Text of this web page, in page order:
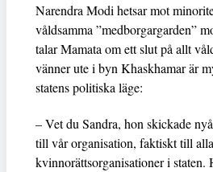
Narendra Modi hetsar mot
våldsamma ”medborgargarden”
talar Mamata om ett slut på allt
vänner ute i byn Khaskhamar är
statens politiska läge:
– Vet du Sandra, hon skickade
till vår organisation, faktiskt till alla
kvinnorättsorganisationer i staten.